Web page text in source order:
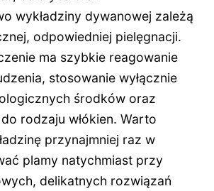
wykładziny dywanowej zależą
odpowiedniej pielęgnacji.
ma szybkie reagowanie
stosowanie wyłącznie
środków oraz
rodzaju włókien. Warto
przynajmniej raz w
plamy natychmiast przy
delikatnych rozwiązań